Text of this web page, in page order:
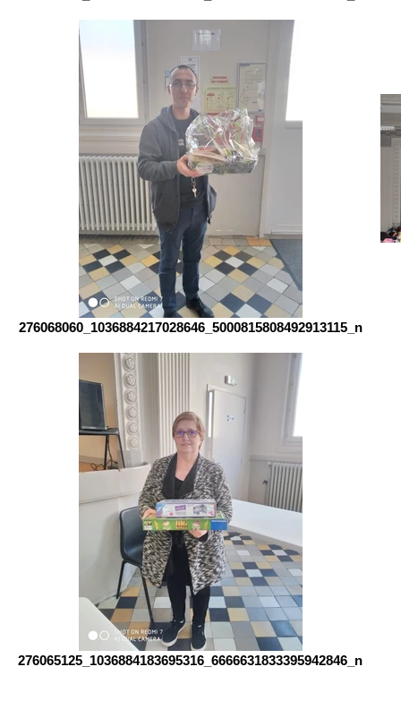
276068060_1036884217028646_5000815808492913115_n
276065125_1036884183695316_6666631833395942846_n